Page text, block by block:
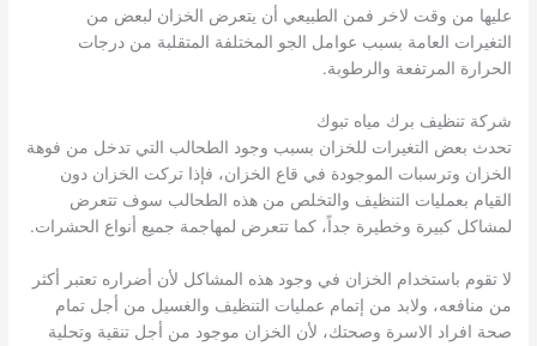
عليها من وقت لاخر فمن الطبيعي أن يتعرض الخزان لبعض من
التغيرات العامة بسبب عوامل الجو المختلفة المتقلبة من درجات
الحرارة المرتفعة والرطوبة.
شركة تنظيف برك مياه تبوك
تحدث بعض التغيرات للخزان بسبب وجود الطحالب التي تدخل من فوهة
الخزان وترسبات الموجودة في قاع الخزان، فإذا تركت الخزان دون
القيام بعمليات التنظيف والتخلص من هذه الطحالب سوف تتعرض
لمشاكل كبيرة وخطيرة جداً، كما تتعرض لمهاجمة جميع أنواع الحشرات.
لا تقوم باستخدام الخزان في وجود هذه المشاكل لأن أضراره تعتبر أكثر
من منافعه، ولابد من إتمام عمليات التنظيف والغسيل من أجل تمام
صحة افراد الاسرة وصحتك، لأن الخزان موجود من أجل تنقية وتحلية